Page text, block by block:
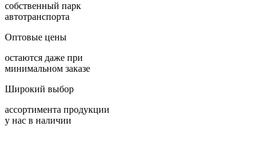
собственный парк
автотранспорта
Оптовые цены
остаются даже при
минимальном заказе
Широкий выбор
ассортимента продукции
у нас в наличии